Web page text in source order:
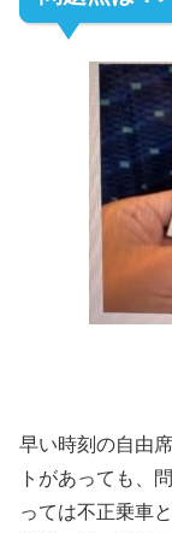
早い時刻の自由
トがあっても、
っては不正乗車